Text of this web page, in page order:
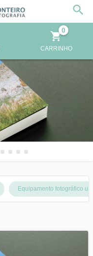
CARRINHO
0
Equipamento fotográfico